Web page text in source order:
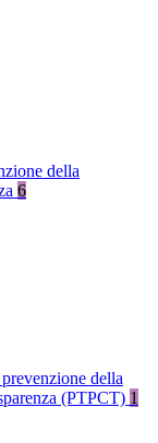
della
6
della
(PTPCT) 1